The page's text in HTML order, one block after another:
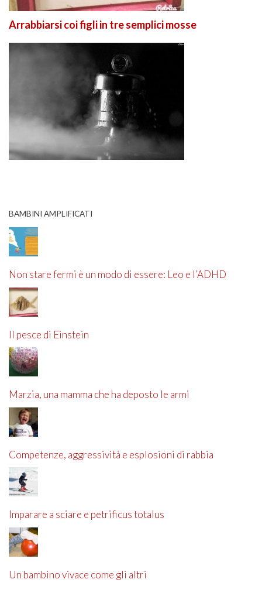
Arrabbiarsi coi figli in tre semplici mosse
BAMBINI AMPLIFICATI
Non stare fermi è un modo di essere: Leo e l’ADHD
Il pesce di Einstein
Marzia, una mamma che ha deposto le armi
Competenze, aggressività e esplosioni di rabbia
Imparare a sciare e petrificus totalus
Un bambino vivace come gli altri